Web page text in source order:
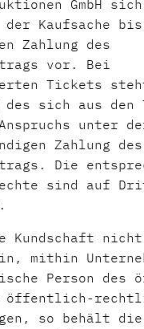
GmbH
der Kaufsache
Zahlung des
vor. Bei
Tickets
des sich aus den
unter
Zahlung des
Die
sind auf
nicht
mithin
Person des
öffentlich-
so behält die